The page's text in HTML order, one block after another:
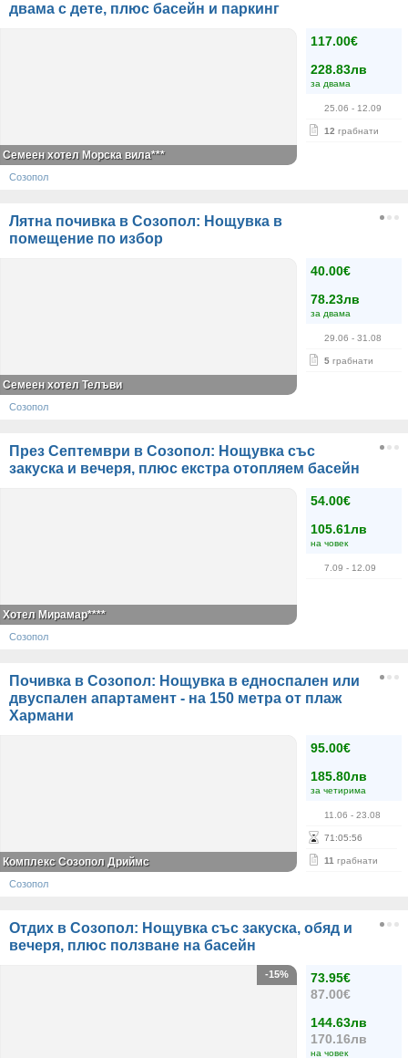
двама с дете, плюс басейн и паркинг
117.00€
228.83лв
за двама
25.06 - 12.09
12 грабнати
Семеен хотел Морска вила***
Созопол
Лятна почивка в Созопол: Нощувка в
помещение по избор
40.00€
78.23лв
за двама
29.06 - 31.08
5 грабнати
Семеен хотел Телъви
Созопол
През Септември в Созопол: Нощувка със
закуска и вечеря, плюс екстра отопляем басейн
54.00€
105.61лв
на човек
7.09 - 12.09
Хотел Мирамар****
Созопол
Почивка в Созопол: Нощувка в едноспален или
двуспален апартамент - на 150 метра от плаж
Хармани
95.00€
185.80лв
за четирима
11.06 - 23.08
71 :05:56
11 грабнати
Комплекс Созопол Дриймс
Созопол
Отдих в Созопол: Нощувка със закуска, обяд и
вечеря, плюс ползване на басейн
73.95€
87.00€
144.63лв
170.16лв
на човек
-15%